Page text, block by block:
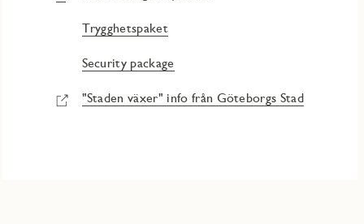
Trygghetspaket
Security package
"Staden växer" info från Göteborgs Stad